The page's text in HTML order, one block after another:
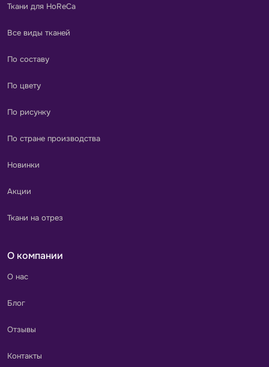
Ткани для HoReCa
Все виды тканей
По составу
По цвету
По рисунку
По стране производства
Новинки
Акции
Ткани на отрез
О компании
О нас
Блог
Отзывы
Контакты